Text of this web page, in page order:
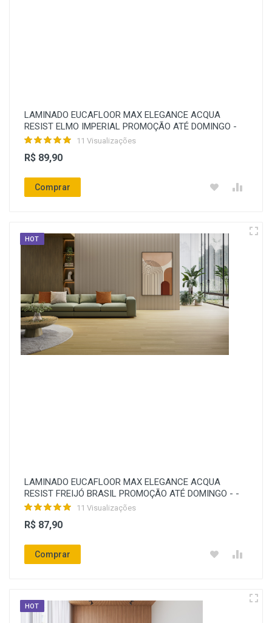
LAMINADO EUCAFLOOR MAX ELEGANCE ACQUA
RESIST ELMO IMPERIAL PROMOÇÃO ATÉ DOMINGO -
11 Visualizações
R$ 89,90
Comprar
HOT
LAMINADO EUCAFLOOR MAX ELEGANCE ACQUA
RESIST FREIJÓ BRASIL PROMOÇÃO ATÉ DOMINGO - -
11 Visualizações
R$ 87,90
Comprar
HOT